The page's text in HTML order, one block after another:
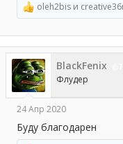
Р
е
а
к
ц
и
и
:
oleh2bis и
BlackFenix
Флудер
24 Апр 2020
Буду благодарен